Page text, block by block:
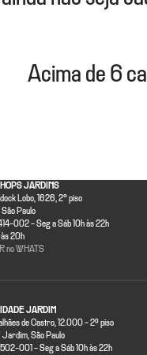
Acima de 6
JARDINS
Lobo, 1626, 2° piso
Paulo
002 - Seg a Sáb 10h às 22h
às 20h
no WHATS
JARDIM
de Castro, 12.000 - 2º piso
Jardim, São Paulo
001 - Seg a Sáb 10h às 22h